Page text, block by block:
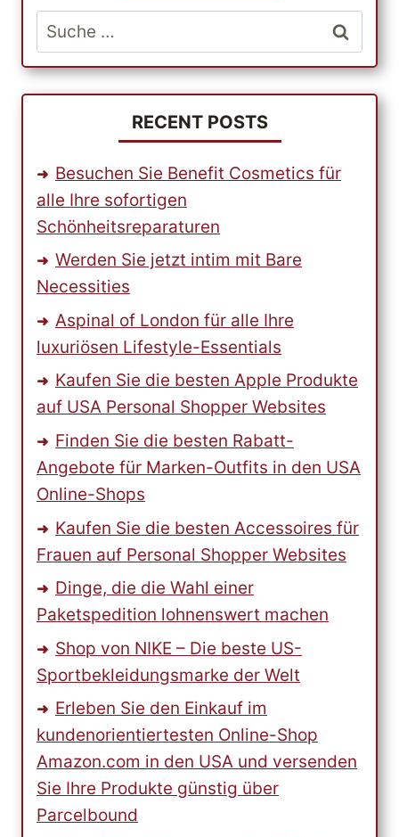
FÜR
ZUHAUSE?
Suche
nach:
RECENT POSTS
Besuchen Sie Benefit Cosmetics für
alle Ihre sofortigen
Schönheitsreparaturen
Werden Sie jetzt intim mit Bare
Necessities
Aspinal of London für alle Ihre
luxuriösen Lifestyle-Essentials
Kaufen Sie die besten Apple Produkte
auf USA Personal Shopper Websites
Finden Sie die besten Rabatt-
Angebote für Marken-Outfits in den USA
Online-Shops
Kaufen Sie die besten Accessoires für
Frauen auf Personal Shopper Websites
Dinge, die die Wahl einer
Paketspedition lohnenswert machen
Shop von NIKE – Die beste US-
Sportbekleidungsmarke der Welt
Erleben Sie den Einkauf im
kundenorientiertesten Online-Shop
Amazon.com in den USA und versenden
Sie Ihre Produkte günstig über
Parcelbound